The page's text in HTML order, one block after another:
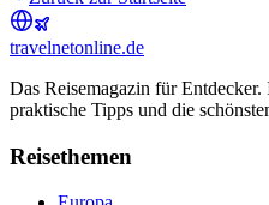
travelnetonline.de
Das Reisemagazin für
praktische Tipps und die
Reisethemen